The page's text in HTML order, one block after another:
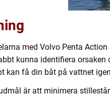
med Volvo Penta
kunna identifiera orsaken
kan få din båt på vattnet
är att minimera